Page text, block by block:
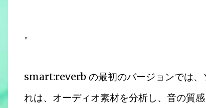
。
smart:reverb の最初のバージョンでは、
れは、オーディオ素材を分析し、音の質